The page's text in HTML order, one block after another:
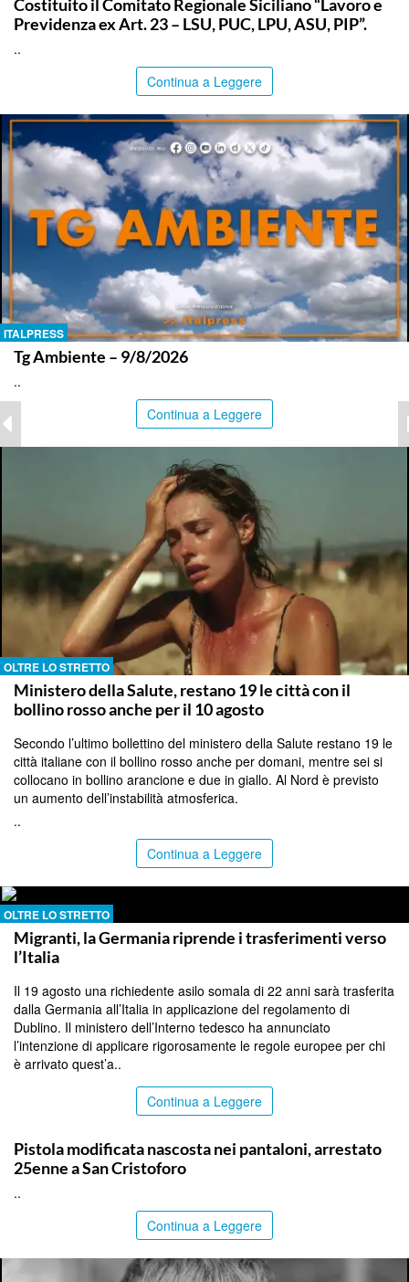
Costituito il Comitato Regionale Siciliano “Lavoro e
Previdenza ex Art. 23 – LSU, PUC, LPU, ASU, PIP”.
..
Continua a Leggere
ITALPRESS
Tg Ambiente – 9/8/2026
..
Continua a Leggere
OLTRE LO STRETTO
Ministero della Salute, restano 19 le città con il
bollino rosso anche per il 10 agosto
Secondo l’ultimo bollettino del ministero della Salute restano 19 le
città italiane con il bollino rosso anche per domani, mentre sei si
collocano in bollino arancione e due in giallo. Al Nord è previsto
un aumento dell’instabilità atmosferica.
..
Continua a Leggere
OLTRE LO STRETTO
Migranti, la Germania riprende i trasferimenti verso
l’Italia
Il 19 agosto una richiedente asilo somala di 22 anni sarà trasferita
dalla Germania all’Italia in applicazione del regolamento di
Dublino. Il ministero dell’Interno tedesco ha annunciato
l’intenzione di applicare rigorosamente le regole europee per chi
è arrivato quest’a..
Continua a Leggere
Pistola modificata nascosta nei pantaloni, arrestato
25enne a San Cristoforo
..
Continua a Leggere